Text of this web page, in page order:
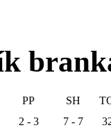
PP SH
2 - 3 7 - 7